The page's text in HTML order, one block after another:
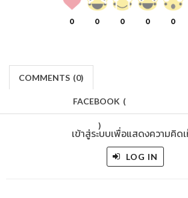
0 0 0 0 0
COMMENTS (0)
FACEBOOK (
)
เข้าสู่ระบบเพื่อแสดงความคิด
LOG IN